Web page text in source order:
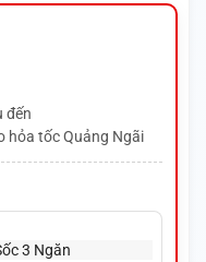
đến
hỏa tốc Quảng Ngãi